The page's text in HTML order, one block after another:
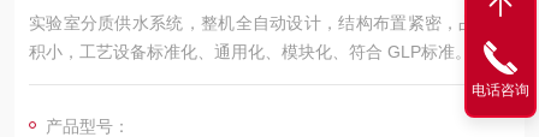
实验室分质供水系统，整机全自动设计，结构布置紧密，占地面
积小，工艺设备标准化、通用化、模块化、符合 GLP标准。
产品型号：
电话咨询